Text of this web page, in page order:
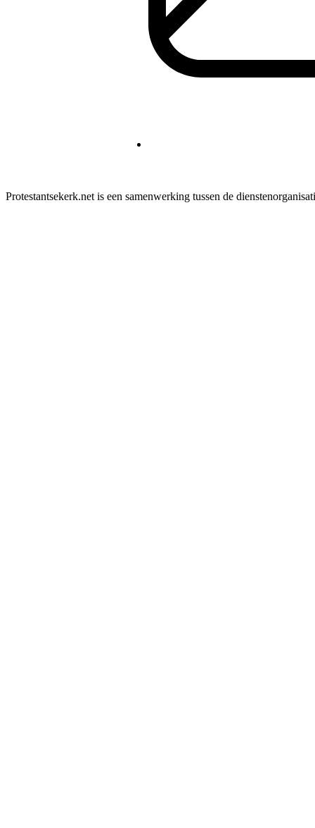
Protestantsekerk.net is een samenwerking tussen de